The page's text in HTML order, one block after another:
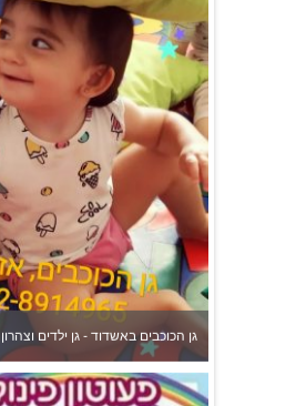
גן הכוכבים באשדוד - גן ילדים וצהרון